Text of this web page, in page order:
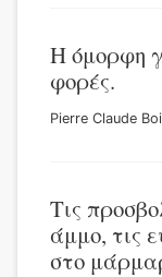
Η όμορφη
φορές.
Pierre Claude
Τις
άμμο, τις
στο